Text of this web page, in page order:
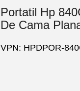
Portatil Hp
De Cama
VPN: HPDPOR-